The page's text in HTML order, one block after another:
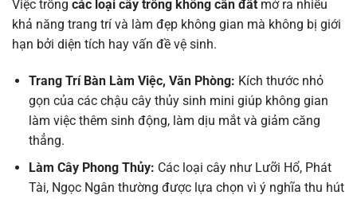
Việc trồng các loại cây trồng không cần đất mở ra nhiều
khả năng trang trí và làm đẹp không gian mà không bị giới
hạn bởi diện tích hay vấn đề vệ sinh.
Trang Trí Bàn Làm Việc, Văn Phòng: Kích thước nhỏ
gọn của các chậu cây thủy sinh mini giúp không gian
làm việc thêm sinh động, làm dịu mắt và giảm căng
thẳng.
Làm Cây Phong Thủy: Các loại cây như Lưỡi Hổ, Phát
Tài, Ngọc Ngân thường được lựa chọn vì ý nghĩa thu hút